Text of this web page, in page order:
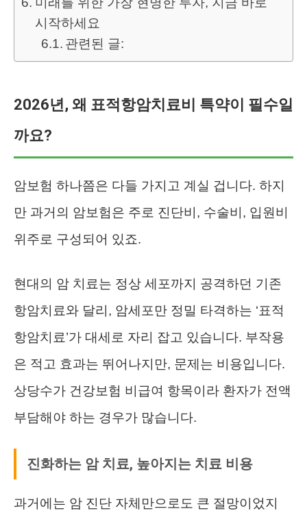
시작하세요
관련된 글:
2026년, 왜 표적항암치료비 특약이 필수일
까요?
암보험 하나쯤은 다들 가지고 계실 겁니다. 하지
만 과거의 암보험은 주로 진단비, 수술비, 입원비
위주로 구성되어 있죠.
현대의 암 치료는 정상 세포까지 공격하던 기존
항암치료와 달리, 암세포만 정밀 타격하는 ‘표적
항암치료’가 대세로 자리 잡고 있습니다. 부작용
은 적고 효과는 뛰어나지만, 문제는 비용입니다.
상당수가 건강보험 비급여 항목이라 환자가 전액
부담해야 하는 경우가 많습니다.
진화하는 암 치료, 높아지는 치료 비용
과거에는 암 진단 자체만으로도 큰 절망이었지